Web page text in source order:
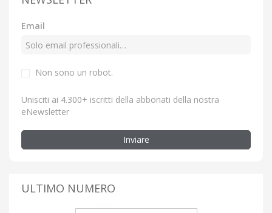
Email
Non sono un robot.
Unisciti ai 4.300+ iscritti della abbonati della nostra
eNewsletter
Inviare
ULTIMO NUMERO